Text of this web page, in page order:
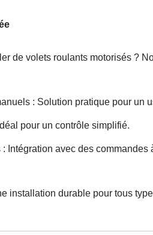
de volets roulants motorisés ?
: Solution pratique pour un
pour un contrôle simplifié.
Intégration avec des commandes
installation durable pour tous